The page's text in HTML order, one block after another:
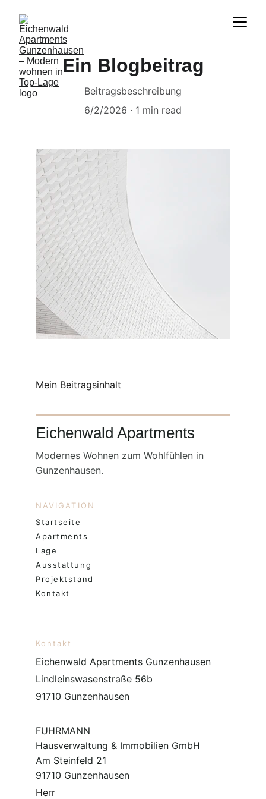
Ein Blogbeitrag
Beitragsbeschreibung
6/2/2026
1 min read
Mein Beitragsinhalt
Eichenwald Apartments
Modernes Wohnen zum Wohlfühlen in
Gunzenhausen.
NAVIGATION
Startseite
Apartments
Lage
Ausstattung
Projektstand
Kontakt
Kontakt
Eichenwald Apartments Gunzenhausen
Lindleinswasenstraße 56b
91710 Gunzenhausen
FUHRMANN
Hausverwaltung & Immobilien GmbH
Am Steinfeld 21
91710 Gunzenhausen
Herr